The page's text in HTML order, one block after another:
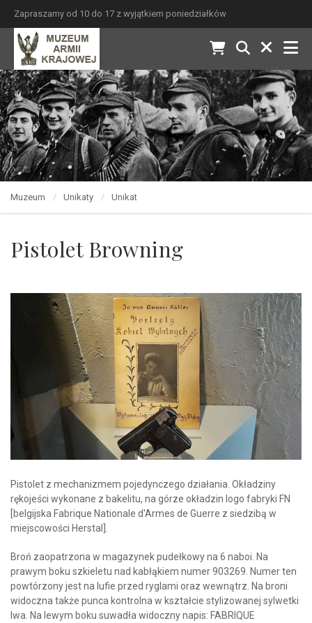
Zapraszamy od 10 do 17 z wyjątkiem poniedziałków
Muzeum Unikaty Unikat
Pistolet Browning
Pistolet z mechanizmem pojedynczego działania. Okładziny
rękojeści wykonane z bakelitu, na górze okładzin logo fabryki FN
[belgijska Fabrique Nationale d'Armes de Guerre z siedzibą w
miejscowości Herstal].
Broń zaopatrzona w magazynek pudełkowy na 6 naboi. Na
prawym boku szkieletu nad kabłąkiem numer 903269. Numer ten
powtórzony jest na lufie przed ryglami oraz wewnątrz. Na broni
widoczna także punca kontrolna w kształcie stylizowanej sylwetki
lwa. Na lewym boku suwadła widoczny napis: FABRIQUE